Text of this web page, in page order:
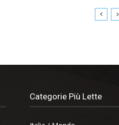
Categorie Più Lette